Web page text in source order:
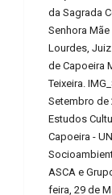
da Sagrada
Senhora
Lourdes,
de Capoeira
Teixeira.
Setembro de
Estudos
Capoeira -
ASCA e
feira, 29 de